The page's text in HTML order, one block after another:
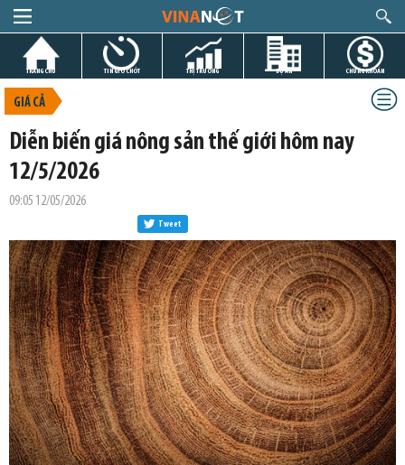
TRANG CHỦ TIN GIỜ CHÓT THỊ TRƯỜNG DỰ ÁN CHỨNG KHOÁN
GIÁ CẢ
Diễn biến giá nông sản thế giới hôm nay
12/5/2026
09:05 12/05/2026
Tweet